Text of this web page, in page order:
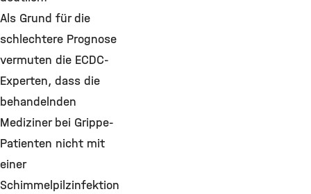
Als Grund für die
schlechtere Prognose
vermuten die ECDC-
Experten, dass die
behandelnden
Mediziner bei Grippe-
Patienten nicht mit
einer
Schimmelpilzinfektion